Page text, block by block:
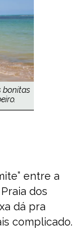
bonitas
entre a
dos
dá pra
complicado.